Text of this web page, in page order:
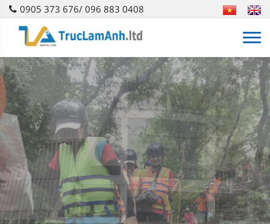
0905 373 676/ 096 883 0408
HƯỚNG DẪN VIÊN
HDV am hiểu địa phương giúp bạn
lên kế hoạch hoàn hảo cho chuyến
đi của mình